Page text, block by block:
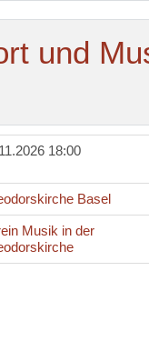
und
18:00
Basel
Musik in der